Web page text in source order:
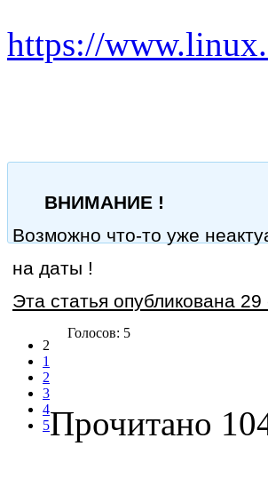
https://
ВНИМАНИЕ !
Возможно что-то уже
на даты !
Эта статья опубликована
2
1
2
3
4
5
Голосов: 5
Прочитано